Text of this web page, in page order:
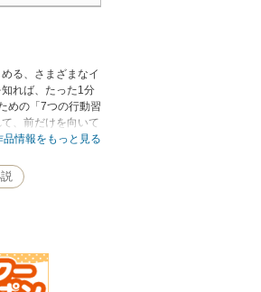
る、さまざまなイ
れば、たった1分
めの「7つの行動習
、前だけを向いて
品情報をもっと見る